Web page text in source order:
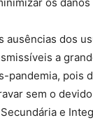
ausências dos
a
pandemia, pois
sem o
e